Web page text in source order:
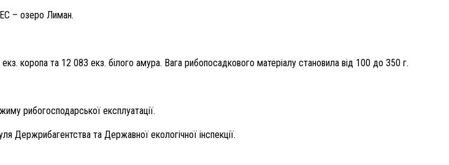
– озеро Лиман.
коропа та 12 083 екз. білого амура. Вага рибопосадкового матеріалу становила від 100 до 350 г.
рибогосподарської експлуатації.
Держрибагентства та Державної екологічної інспекції.